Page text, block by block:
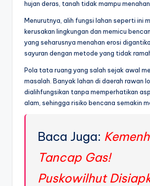
hujan deras, tanah tidak mampu
Menurutnya, alih fungsi lahan seperti ini
kerusakan lingkungan dan memicu
yang seharusnya menahan erosi
sayuran dengan metode yang tidak
Pola tata ruang yang salah sejak awal
masalah. Banyak lahan di daerah rawan
dialihfungsikan tanpa memperhatikan
alam, sehingga risiko bencana semakin
Baca Juga:
Tancap Gas!
Puskowilhut